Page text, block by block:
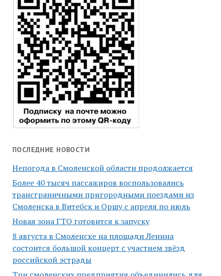
ПОСЛЕДНИЕ НОВОСТИ
Непогода в Смоленской области продолжается
Более 40 тысяч пассажиров воспользовались
трансграничными пригородными поездами из
Смоленска в Витебск и Оршу с апреля по июль
Новая зона ГТО готовится к запуску
8 августа в Смоленске на площади Ленина
состоится большой концерт с участием звёзд
российской эстрады